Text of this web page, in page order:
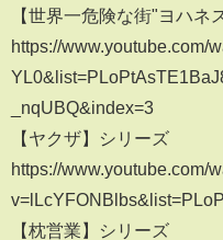
【世界一危険な街"ヨハネ
https://www.youtube.com/
_nqUBQ&index=3
【ヤクザ】シリーズ
https://www.youtube.com/
【枕営業】シリーズ